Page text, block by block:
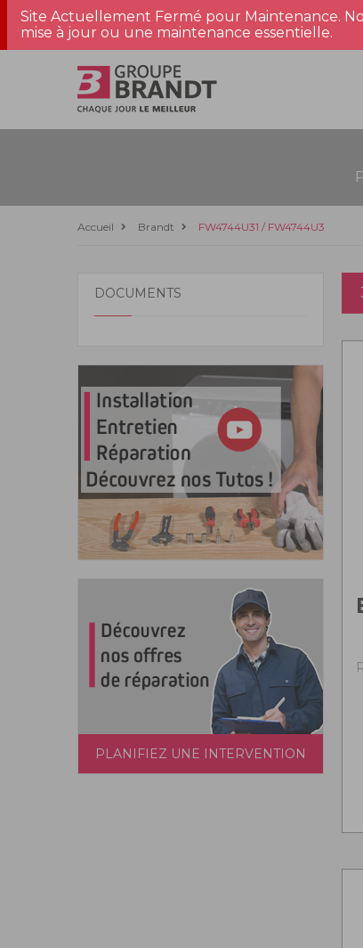
Site Actuellement Fermé pour Maintenance.
mise à jour ou une maintenance essentielle.
Accueil Brandt FW4744U31 / FW4744U3
DOCUMENTS
PLANIFIEZ UNE INTERVENTION